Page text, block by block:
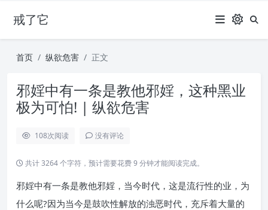
戒了它
首页 纵欲危害 正文
邪婬中有一条是教他邪婬，这种黑业
极为可怕! | 纵欲危害
108次阅读 没有评论
共计 3264 个字符，预计需要花费 9 分钟才能阅读完成。
邪婬中有一条是教他邪婬，当今时代，这是流行性的业，为
什么呢?因为当今是鼓吹性解放的浊恶时代，充斥着大量的